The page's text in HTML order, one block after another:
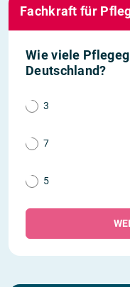
Fachkraft für
Wie viele
Deutschland?
3
7
5